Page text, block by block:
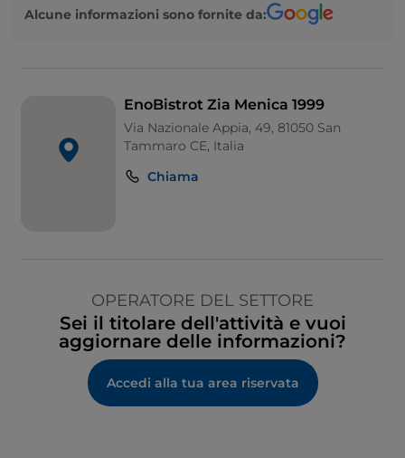
Alcune informazioni sono fornite da:
EnoBistrot Zia Menica 1999
Via Nazionale Appia, 49, 81050 San
Tammaro CE, Italia
Chiama
OPERATORE DEL SETTORE
Sei il titolare dell'attività e vuoi
aggiornare delle informazioni?
Accedi alla tua area riservata